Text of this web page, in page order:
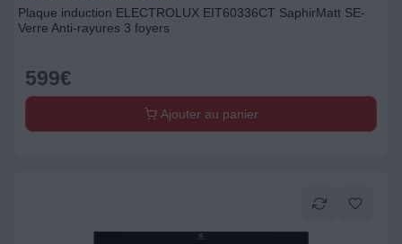
Plaque induction ELECTROLUX EIT60336CT SaphirMatt SE-
Verre Anti-rayures 3 foyers
599€
Ajouter au panier